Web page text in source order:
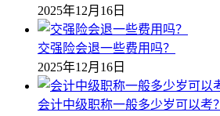
2025年12月16日
交强险会退一些费用吗？
2025年12月16日
会计中级职称一般多少岁可以考？